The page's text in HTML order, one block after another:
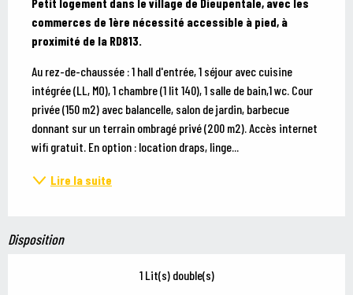
commerces de 1ère nécessité accessible à pied, à
proximité de la RD813.
Au rez-de-chaussée : 1 hall d'entrée, 1 séjour avec cuisine
intégrée (LL, MO), 1 chambre (1 lit 140), 1 salle de bain,1 wc. Cour
privée (150 m2) avec balancelle, salon de jardin, barbecue
donnant sur un terrain ombragé privé (200 m2). Accès internet
wifi gratuit. En option : location draps, linge...
Lire la suite
Disposition
1 Lit(s) double(s)